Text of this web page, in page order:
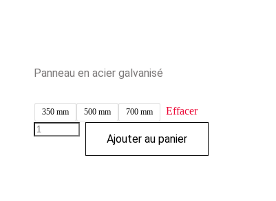
Panneau en acier galvanisé
350 mm 500 mm 700 mm Effacer
Ajouter au panier